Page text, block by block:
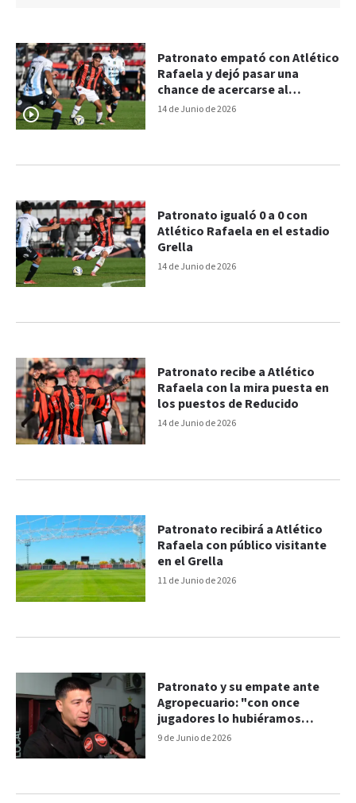
14 de Junio de 2026
Patronato empató con Atlético
Rafaela y dejó pasar una
chance de acercarse al
Reducido
14 de Junio de 2026
Patronato igualó 0 a 0 con
Atlético Rafaela en el estadio
Grella
14 de Junio de 2026
Patronato recibe a Atlético
Rafaela con la mira puesta en
los puestos de Reducido
11 de Junio de 2026
Patronato recibirá a Atlético
Rafaela con público visitante
en el Grella
9 de Junio de 2026
Patronato y su empate ante
Agropecuario: "con once
jugadores lo hubiéramos
ganado”, dijo Alan Sosa